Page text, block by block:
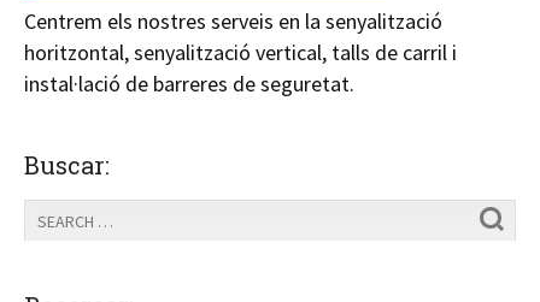
Centrem els nostres serveis en la senyalització
horitzontal, senyalització vertical, talls de carril i
instal·lació de barreres de seguretat.
Buscar: